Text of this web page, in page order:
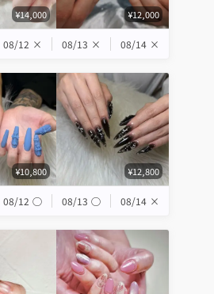
¥14,000 ¥12,000
08/12 × 08/13 × 08/14 ×
¥10,800 ¥12,800
08/12 ◯ 08/13 ◯ 08/14 ×